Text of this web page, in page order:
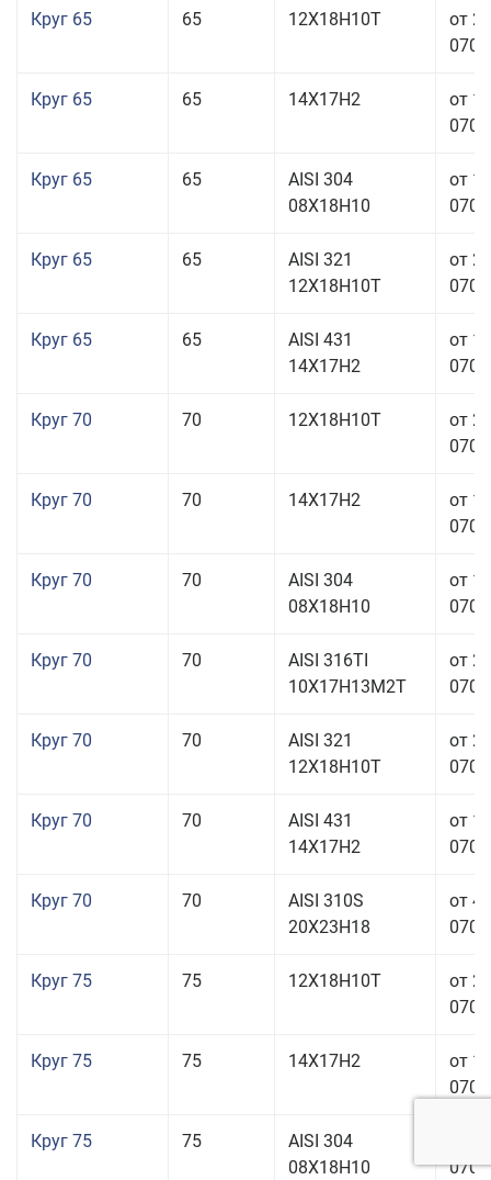
Круг 65 65 12Х18Н10Т
от
Круг 65 65 14Х17Н2
от
Круг 65 65
AISI 304
08Х18Н10
от
Круг 65 65
AISI 321
12Х18Н10Т
от
Круг 65 65
AISI 431
14Х17Н2
от
Круг 70 70 12Х18Н10Т
от
Круг 70 70 14Х17Н2
от
Круг 70 70
AISI 304
08Х18Н10
от
Круг 70 70
AISI 316TI
10Х17Н13М2Т
от
Круг 70 70
AISI 321
12Х18Н10Т
от
Круг 70 70
AISI 431
14Х17Н2
от
Круг 70 70
AISI 310S
20Х23Н18
от
Круг 75 75 12Х18Н10Т
от
Круг 75 75 14Х17Н2
от
Круг 75 75
AISI 304
08Х18Н10